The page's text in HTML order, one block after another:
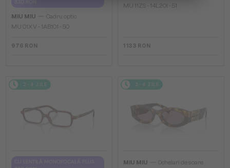
MIU MIU
Cadru optic
MU 01XV - 1AB1O1 - 50
976 RON
MU 11ZS - 14L20I - 51
1 133 RON
2-4 ZILE 2-4 ZILE
MIU MIU
Ochelari de soare